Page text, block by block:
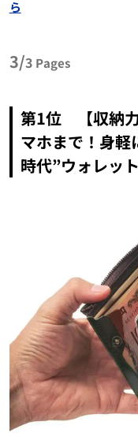
ら
3/3 Pages
第1位 【収納
マホまで！身軽
時代”ウォレッ